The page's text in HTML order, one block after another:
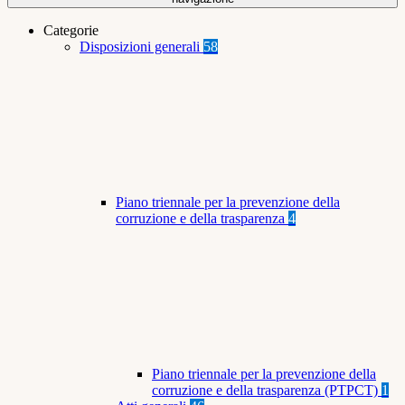
Categorie
Disposizioni generali 58
Piano triennale per la prevenzione della
corruzione e della trasparenza 4
Piano triennale per la prevenzione della
corruzione e della trasparenza (PTPCT) 1